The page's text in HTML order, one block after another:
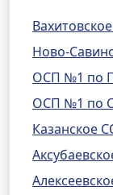
Ново-
ОСП №1 по
ОСП №1 по
Казанское